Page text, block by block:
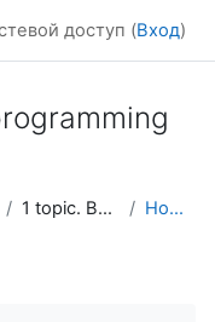
доступ (Вход)
1 topic. Basic constructions and loops Hometask (until 6/10)